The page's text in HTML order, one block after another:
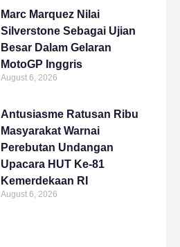
Marc Marquez Nilai
Silverstone Sebagai Ujian
Besar Dalam Gelaran
MotoGP Inggris
August 6, 2026
Antusiasme Ratusan Ribu
Masyarakat Warnai
Perebutan Undangan
Upacara HUT Ke-81
Kemerdekaan RI
August 6, 2026